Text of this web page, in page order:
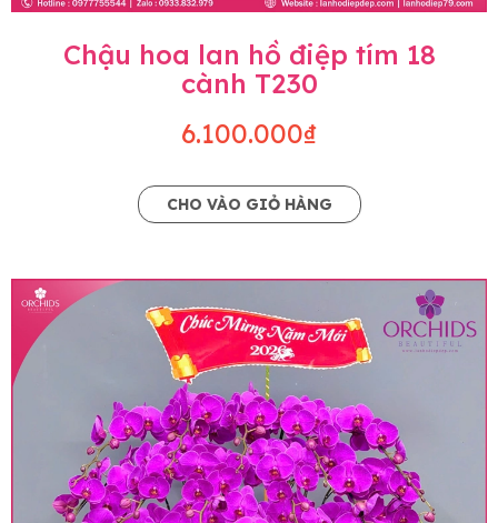
Chậu hoa lan hồ điệp tím 18
cành T230
6.100.000₫
CHO VÀO GIỎ HÀNG